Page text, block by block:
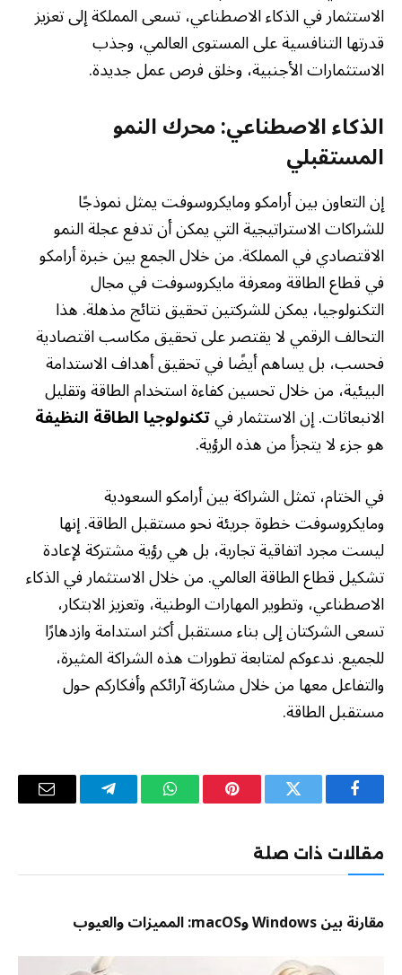
الاستثمار في الذكاء الاصطناعي، تسعى المملكة إلى تعزيز
قدرتها التنافسية على المستوى العالمي، وجذب
الاستثمارات الأجنبية، وخلق فرص عمل جديدة.
الذكاء الاصطناعي: محرك النمو
المستقبلي
إن التعاون بين أرامكو ومايكروسوفت يمثل نموذجًا
للشراكات الاستراتيجية التي يمكن أن تدفع عجلة النمو
الاقتصادي في المملكة. من خلال الجمع بين خبرة أرامكو
في قطاع الطاقة ومعرفة مايكروسوفت في مجال
التكنولوجيا، يمكن للشركتين تحقيق نتائج مذهلة. هذا
التحالف الرقمي لا يقتصر على تحقيق مكاسب اقتصادية
فحسب، بل يساهم أيضًا في تحقيق أهداف الاستدامة
البيئية، من خلال تحسين كفاءة استخدام الطاقة وتقليل
الانبعاثات. إن الاستثمار فيتكنولوجيا الطاقة النظيفة
هو جزء لا يتجزأ من هذه الرؤية.
في الختام، تمثل الشراكة بين أرامكو السعودية
ومايكروسوفت خطوة جريئة نحو مستقبل الطاقة. إنها
ليست مجرد اتفاقية تجارية، بل هي رؤية مشتركة لإعادة
تشكيل قطاع الطاقة العالمي. من خلال الاستثمار في الذكاء
الاصطناعي، وتطوير المهارات الوطنية، وتعزيز الابتكار،
تسعى الشركتان إلى بناء مستقبل أكثر استدامة وازدهارًا
للجميع. ندعوكم لمتابعة تطورات هذه الشراكة المثيرة،
والتفاعل معها من خلال مشاركة آرائكم وأفكاركم حول
مستقبل الطاقة.
فيسبوك تويتر بينتيريستواتساب تيلقرام
البريد
مقالات ذات صلة
مقارنة بين Windows وmacOS: المميزات والعيوب